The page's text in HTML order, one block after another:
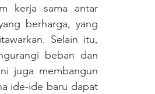
kerja sama antar
berharga, yang
Selain itu,
beban dan
juga membangun
ide-ide baru dapat